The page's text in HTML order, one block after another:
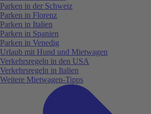
Parken in der Schweiz
Parken in Florenz
Parken in Italien
Parken in Spanien
Parken in Venedig
Urlaub mit Hund und Mietwagen
Verkehrsregeln in den USA
Verkehrsregeln in Italien
Weitere Mietwagen-Tipps